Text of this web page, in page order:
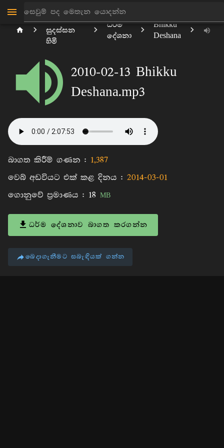
සුදස්සන
හිමි
ධර්ම
දේශනා
Bhikku
Deshana
2010-02-13 Bhikku
Deshana.mp3
බාගත කිරීම් ගණන : 1,387
වෙබ් අඩවියට එක් කළ දිනය : 2014-03-01
ගොනුවේ ප්‍රමාණය : 18 MB
ධර්ම දේශනාව බාගත කරගන්න
බෙදාගැනීමට සබැඳියක් ගන්න